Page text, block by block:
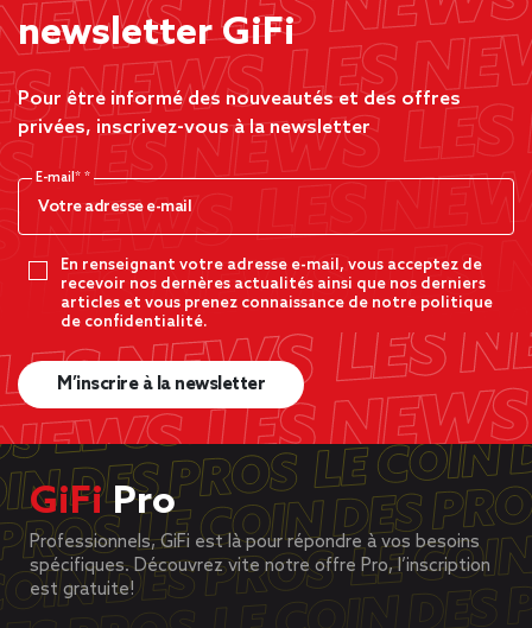
newsletter GiFi
Pour être informé des nouveautés et des offres
privées, inscrivez-vous à la newsletter
E-mail*
En renseignant votre adresse e-mail, vous acceptez de
recevoir nos dernères actualités ainsi que nos derniers
articles et vous prenez connaissance de notre politique
de confidentialité.
M’inscrire à la newsletter
GiFiPro
Professionnels, GiFi est là pour répondre à vos besoins
spécifiques. Découvrez vite notre offre Pro, l’inscription
est gratuite!